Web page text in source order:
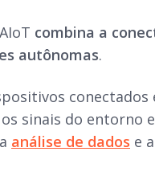
combina a
autônomas.
sinais do entorno
análise de dados e